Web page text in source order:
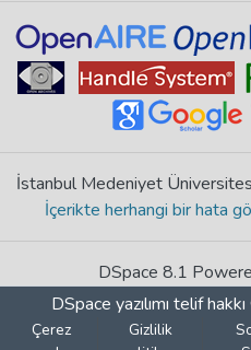
İstanbul Medeniyet
İçerikte herhangi bir hata
DSpace 8.1
DSpace yazılımı telif
Çerez
Gizlilik